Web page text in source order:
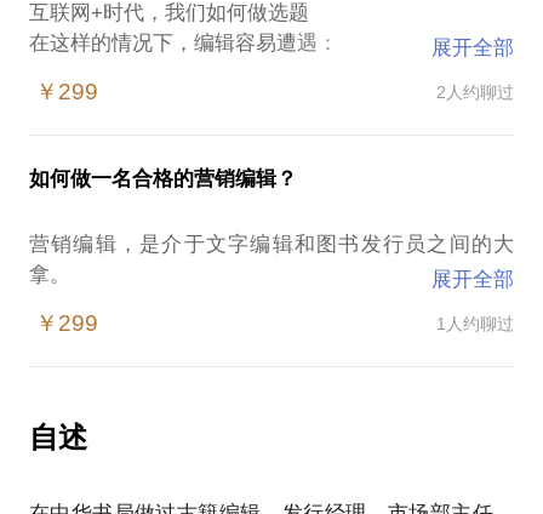
个人体会：成功来自知识积累、诗性想象和实战经
验。
可以从以下方面为图书出版从业者提供专业建议：
如何让市场和作者更好地结合，提升图书选题的合理
如何以渠道为中心，提升服务意识，更好地为读者和
作者服务
互联网+时代，我们如何做选题
在这样的情况下，编辑容易遭遇：
选题怎样吸引人；
我在资深出版人。16年出版业实战经验，编书、写
书、发行书、宣传书一条龙贯穿下来。现为百年老店
我愿意与你分享的内容包括：
帮你找自己的长处；
作为一名编辑，需要具备的基本素养是什么；
提前发给我，方便我做更精确的准备，提升见面效
展开全部
￥299 2人约聊过
如何做一名合格的营销编辑？
营销编辑，是介于文字编辑和图书发行员之间的大
拿。
展开全部
￥299 1人约聊过
自述